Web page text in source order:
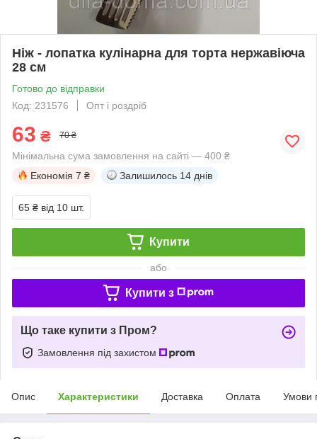
Ніж - лопатка кулінарна для торта нержавіюча
28 см
Готово до відправки
Код: 231576
Опт і роздріб
63 ₴ 70 ₴
Мінімальна сума замовлення на сайті — 400 ₴
Економія 7 ₴ Залишилось 14 днів
65 ₴ від 10 шт.
Купити
або
Купити з
Що таке купити з Пром?
Замовлення під захистом
Опис Характеристики Доставка Оплата Умови